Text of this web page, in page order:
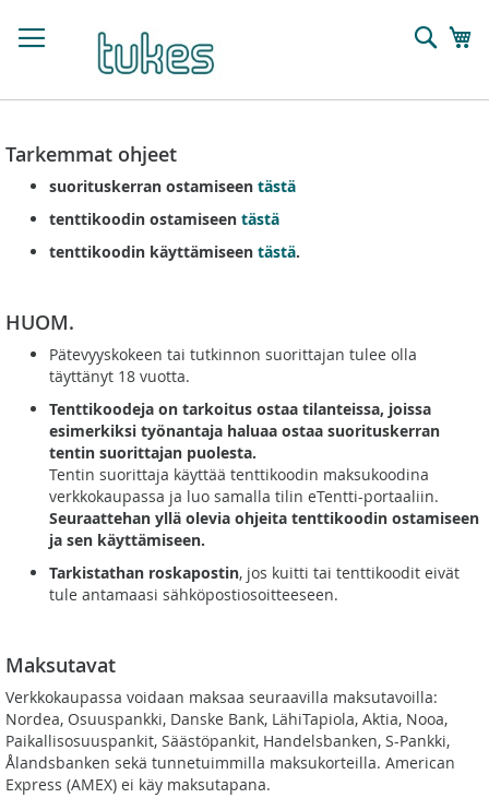
to
Content
Tarkemmat ohjeet
suorituskerran ostamiseen tästä
tenttikoodin ostamiseen tästä
tenttikoodin käyttämiseen tästä.
HUOM.
Pätevyyskokeen tai tutkinnon suorittajan tulee olla
täyttänyt 18 vuotta.
Tenttikoodeja on tarkoitus ostaa tilanteissa, joissa
esimerkiksi työnantaja haluaa ostaa suorituskerran
tentin suorittajan puolesta.
Tentin suorittaja käyttää tenttikoodin maksukoodina
verkkokaupassa ja luo samalla tilin eTentti-portaaliin.
Seuraattehan yllä olevia ohjeita tenttikoodin ostamiseen
ja sen käyttämiseen.
Tarkistathan roskapostin, jos kuitti tai tenttikoodit eivät
tule antamaasi sähköpostiosoitteeseen.
Maksutavat
Verkkokaupassa voidaan maksaa seuraavilla maksutavoilla:
Nordea, Osuuspankki, Danske Bank, LähiTapiola, Aktia, Nooa,
Paikallisosuuspankit, Säästöpankit, Handelsbanken, S-Pankki,
Ålandsbanken sekä tunnetuimmilla maksukorteilla. American
Express (AMEX) ei käy maksutapana.